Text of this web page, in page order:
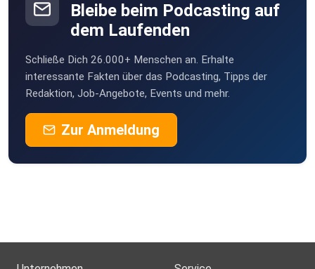
Bleibe beim Podcasting auf
dem Laufenden
Schließe Dich 26.000+ Menschen an. Erhalte
interessante Fakten über das Podcasting, Tipps der
Redaktion, Job-Angebote, Events und mehr.
Zur Anmeldung